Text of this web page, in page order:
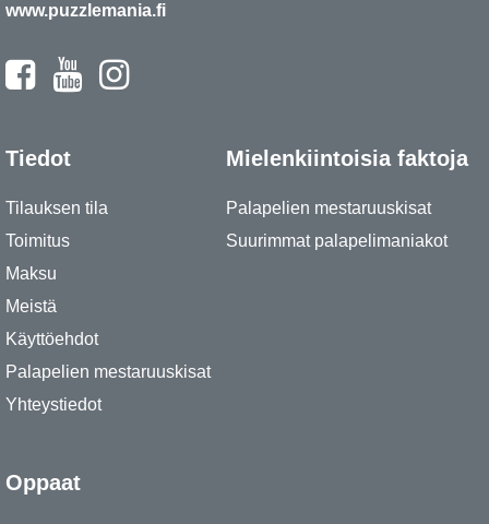
www.puzzlemania.fi
Tiedot
Tilauksen tila
Toimitus
Maksu
Meistä
Käyttöehdot
Palapelien mestaruuskisat
Yhteystiedot
Mielenkiintoisia faktoja
Palapelien mestaruuskisat
Suurimmat palapelimaniakot
Oppaat